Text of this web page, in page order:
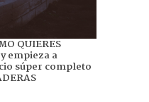
QUIERES
empieza a
súper completo